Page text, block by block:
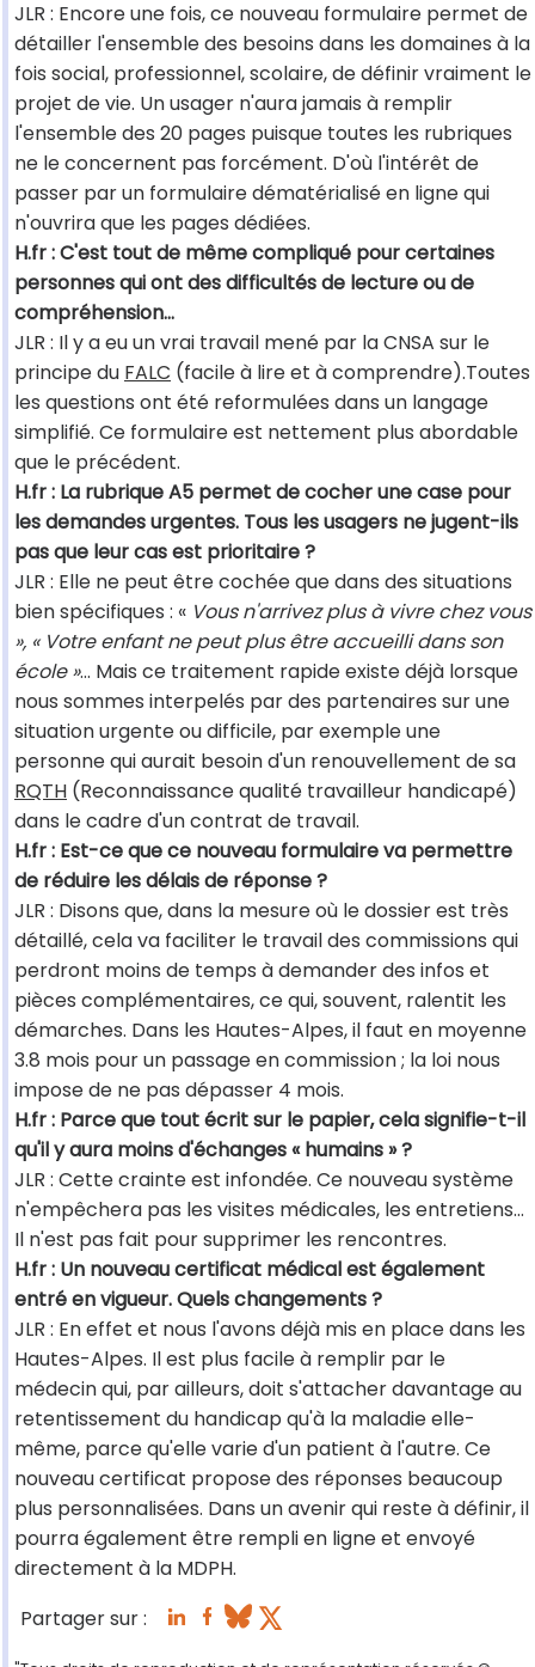
JLR : Encore une fois, ce nouveau formulaire permet de
détailler l'ensemble des besoins dans les domaines à la
fois social, professionnel, scolaire, de définir vraiment le
projet de vie. Un usager n'aura jamais à remplir
l'ensemble des 20 pages puisque toutes les rubriques
ne le concernent pas forcément. D'où l'intérêt de
passer par un formulaire dématérialisé en ligne qui
n'ouvrira que les pages dédiées.
H.fr : C'est tout de même compliqué pour certaines
personnes qui ont des difficultés de lecture ou de
compréhension…
JLR : Il y a eu un vrai travail mené par la CNSA sur le
principe du FALC (facile à lire et à comprendre).Toutes
les questions ont été reformulées dans un langage
simplifié. Ce formulaire est nettement plus abordable
que le précédent.
H.fr : La rubrique A5 permet de cocher une case pour
les demandes urgentes. Tous les usagers ne jugent-ils
pas que leur cas est prioritaire ?
JLR : Elle ne peut être cochée que dans des situations
bien spécifiques : « Vous n'arrivez plus à vivre chez vous
», « Votre enfant ne peut plus être accueilli dans son
école »… Mais ce traitement rapide existe déjà lorsque
nous sommes interpelés par des partenaires sur une
situation urgente ou difficile, par exemple une
personne qui aurait besoin d'un renouvellement de sa
RQTH (Reconnaissance qualité travailleur handicapé)
dans le cadre d'un contrat de travail.
H.fr : Est-ce que ce nouveau formulaire va permettre
de réduire les délais de réponse ?
JLR : Disons que, dans la mesure où le dossier est très
détaillé, cela va faciliter le travail des commissions qui
perdront moins de temps à demander des infos et
pièces complémentaires, ce qui, souvent, ralentit les
démarches. Dans les Hautes-Alpes, il faut en moyenne
3.8 mois pour un passage en commission ; la loi nous
impose de ne pas dépasser 4 mois.
H.fr : Parce que tout écrit sur le papier, cela signifie-t-il
qu'il y aura moins d'échanges « humains » ?
JLR : Cette crainte est infondée. Ce nouveau système
n'empêchera pas les visites médicales, les entretiens…
Il n'est pas fait pour supprimer les rencontres.
H.fr : Un nouveau certificat médical est également
entré en vigueur. Quels changements ?
JLR : En effet et nous l'avons déjà mis en place dans les
Hautes-Alpes. Il est plus facile à remplir par le
médecin qui, par ailleurs, doit s'attacher davantage au
retentissement du handicap qu'à la maladie elle-
même, parce qu'elle varie d'un patient à l'autre. Ce
nouveau certificat propose des réponses beaucoup
plus personnalisées. Dans un avenir qui reste à définir, il
pourra également être rempli en ligne et envoyé
directement à la MDPH.
Partager sur :